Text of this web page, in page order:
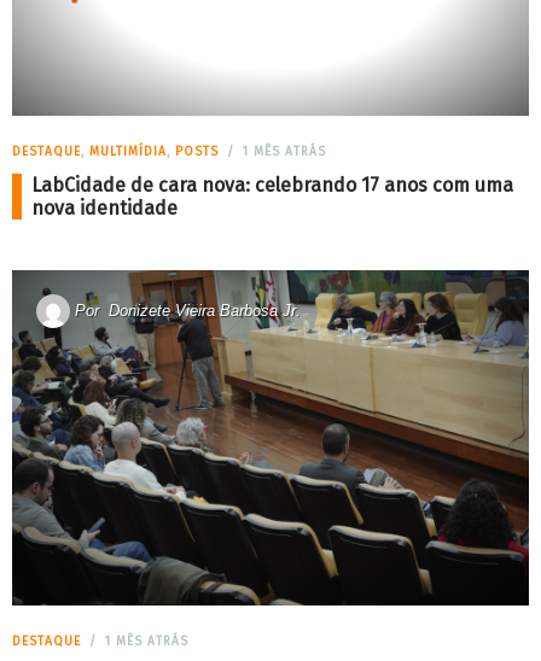
DESTAQUE, MULTIMÍDIA, POSTS 1 MÊS ATRÁS
LabCidade de cara nova: celebrando 17 anos com uma
nova identidade
Por Donizete Vieira Barbosa Jr.
DESTAQUE 1 MÊS ATRÁS